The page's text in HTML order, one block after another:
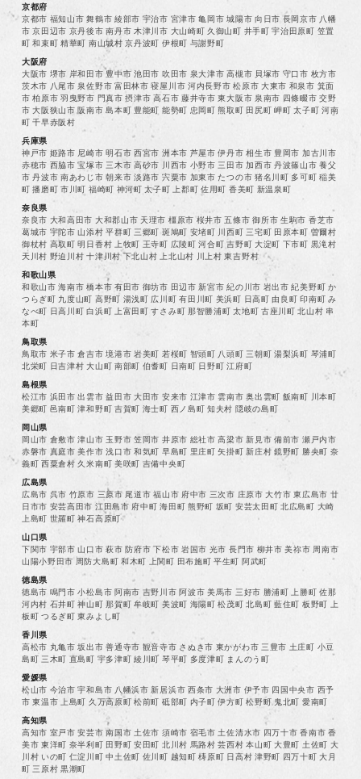
京都府
京都市 福知山市 舞鶴市 綾部市 宇治市 宮津市 亀岡市 城陽市 向日市 長岡京市 八幡
市 京田辺市 京丹後市 南丹市 木津川市 大山崎町 久御山町 井手町 宇治田原町 笠置
町 和束町 精華町 南山城村 京丹波町 伊根町 与謝野町
大阪府
大阪市 堺市 岸和田市 豊中市 池田市 吹田市 泉大津市 高槻市 貝塚市 守口市 枚方市
茨木市 八尾市 泉佐野市 富田林市 寝屋川市 河内長野市 松原市 大東市 和泉市 箕面
市 柏原市 羽曳野市 門真市 摂津市 高石市 藤井寺市 東大阪市 泉南市 四條畷市 交野
市 大阪狭山市 阪南市 島本町 豊能町 能勢町 忠岡町 熊取町 田尻町 岬町 太子町 河南
町 千早赤阪村
兵庫県
神戸市 姫路市 尼崎市 明石市 西宮市 洲本市 芦屋市 伊丹市 相生市 豊岡市 加古川市
赤穂市 西脇市 宝塚市 三木市 高砂市 川西市 小野市 三田市 加西市 丹波篠山市 養父
市 丹波市 南あわじ市 朝来市 淡路市 宍粟市 加東市 たつの市 猪名川町 多可町 稲美
町 播磨町 市川町 福崎町 神河町 太子町 上郡町 佐用町 香美町 新温泉町
奈良県
奈良市 大和高田市 大和郡山市 天理市 橿原市 桜井市 五條市 御所市 生駒市 香芝市
葛城市 宇陀市 山添村 平群町 三郷町 斑鳩町 安堵町 川西町 三宅町 田原本町 曽爾村
御杖村 高取町 明日香村 上牧町 王寺町 広陵町 河合町 吉野町 大淀町 下市町 黒滝村
天川村 野迫川村 十津川村 下北山村 上北山村 川上村 東吉野村
和歌山県
和歌山市 海南市 橋本市 有田市 御坊市 田辺市 新宮市 紀の川市 岩出市 紀美野町 か
つらぎ町 九度山町 高野町 湯浅町 広川町 有田川町 美浜町 日高町 由良町 印南町 み
なべ町 日高川町 白浜町 上富田町 すさみ町 那智勝浦町 太地町 古座川町 北山村 串
本町
鳥取県
鳥取市 米子市 倉吉市 境港市 岩美町 若桜町 智頭町 八頭町 三朝町 湯梨浜町 琴浦町
北栄町 日吉津村 大山町 南部町 伯耆町 日南町 日野町 江府町
島根県
松江市 浜田市 出雲市 益田市 大田市 安来市 江津市 雲南市 奥出雲町 飯南町 川本町
美郷町 邑南町 津和野町 吉賀町 海士町 西ノ島町 知夫村 隠岐の島町
岡山県
岡山市 倉敷市 津山市 玉野市 笠岡市 井原市 総社市 高梁市 新見市 備前市 瀬戸内市
赤磐市 真庭市 美作市 浅口市 和気町 早島町 里庄町 矢掛町 新庄村 鏡野町 勝央町 奈
義町 西粟倉村 久米南町 美咲町 吉備中央町
広島県
広島市 呉市 竹原市 三原市 尾道市 福山市 府中市 三次市 庄原市 大竹市 東広島市 廿
日市市 安芸高田市 江田島市 府中町 海田町 熊野町 坂町 安芸太田町 北広島町 大崎
上島町 世羅町 神石高原町
山口県
下関市 宇部市 山口市 萩市 防府市 下松市 岩国市 光市 長門市 柳井市 美祢市 周南市
山陽小野田市 周防大島町 和木町 上関町 田布施町 平生町 阿武町
徳島県
徳島市 鳴門市 小松島市 阿南市 吉野川市 阿波市 美馬市 三好市 勝浦町 上勝町 佐那
河内村 石井町 神山町 那賀町 牟岐町 美波町 海陽町 松茂町 北島町 藍住町 板野町 上
板町 つるぎ町 東みよし町
香川県
高松市 丸亀市 坂出市 善通寺市 観音寺市 さぬき市 東かがわ市 三豊市 土庄町 小豆
島町 三木町 直島町 宇多津町 綾川町 琴平町 多度津町 まんのう町
愛媛県
松山市 今治市 宇和島市 八幡浜市 新居浜市 西条市 大洲市 伊予市 四国中央市 西予
市 東温市 上島町 久万高原町 松前町 砥部町 内子町 伊方町 松野町 鬼北町 愛南町
高知県
高知市 室戸市 安芸市 南国市 土佐市 須崎市 宿毛市 土佐清水市 四万十市 香南市 香
美市 東洋町 奈半利町 田野町 安田町 北川村 馬路村 芸西村 本山町 大豊町 土佐町 大
川村 いの町 仁淀川町 中土佐町 佐川町 越知町 梼原町 日高村 津野町 四万十町 大月
町 三原村 黒潮町